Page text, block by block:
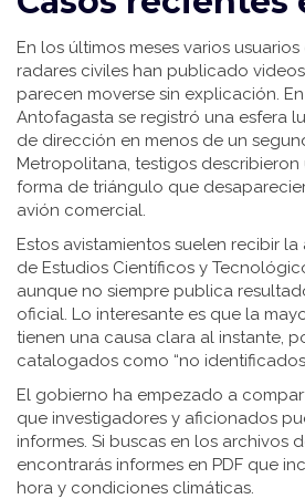
En los últimos meses varios
radares civiles han publicado
parecen moverse sin explicación.
Antofagasta se registró una esfera
de dirección en menos de un
Metropolitana, testigos describieron
forma de triángulo que
avión comercial.
Estos avistamientos suelen recibir
de Estudios Científicos y
aunque no siempre publica
oficial. Lo interesante es que la
tienen una causa clara al instante,
catalogados como “no
El gobierno ha empezado a
que investigadores y aficionados
informes. Si buscas en los archivos
encontrarás informes en PDF que
hora y condiciones climáticas.